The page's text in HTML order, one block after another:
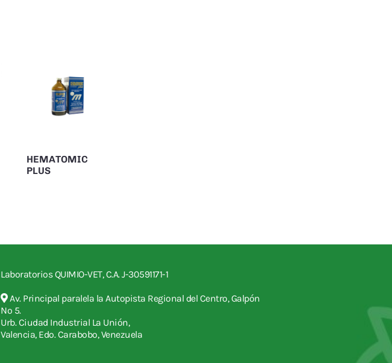
HEMATOMIC
PLUS
Laboratorios QUIMIO-VET, C.A. J-30591171-1
Av. Principal paralela la Autopista Regional del Centro, Galpón
Nº 5.
Urb. Ciudad Industrial La Unión,
Valencia, Edo. Carabobo, Venezuela